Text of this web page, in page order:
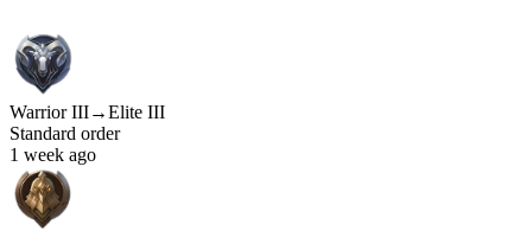
Warrior III→Elite III
Standard order
1 week ago